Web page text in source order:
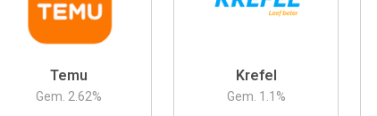
Temu
Gem. 2.62%
Krefel
Gem. 1.1 %